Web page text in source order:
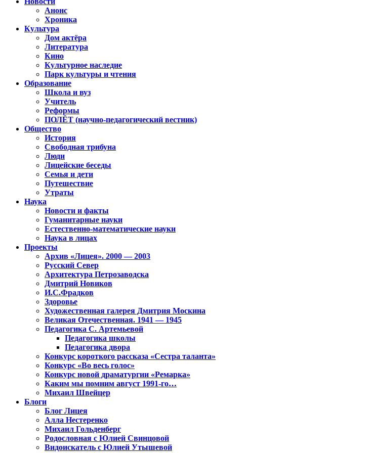
Анонс
Хроника
Культура
Дом актёра
Литература
Кино
Культурное наследие
Парк культуры и чтения
Образование
Школа и вуз
Учитель
Реформы
ПОЛЁТ (научно-педагогический вестник)
Общество
История
Свободная трибуна
Люди
Лицейские беседы
Семья и дети
Путешествие
Утраты
Наука
Новости и факты
Гуманитарные науки
Естественно-математические науки
Наука в лицах
Проекты
Архив «Лицея». 2000 — 2003
Русский Север
Архитектура Петрозаводска
Дмитрий Новиков
И.С.Фрадков
Здоровье
Художественная галерея Дмитрия Москина
Великая Отечественная. 1941 — 1945
Педагогика С. Артемьевой
Педагогика школы
Педагогика двора
Конкурс короткого рассказа «Сестра таланта»
Конкурс «Во весь голос»
Конкурс новой драматургии «Ремарка»
Каким мы помним август 1991-го…
Михаил Швейцер
Блоги
Блог Лицея
Алла Нестеренко
Михаил Гольденберг
Родословная с Юлией Свинцовой
Видоискатель с Юлией Утышевой